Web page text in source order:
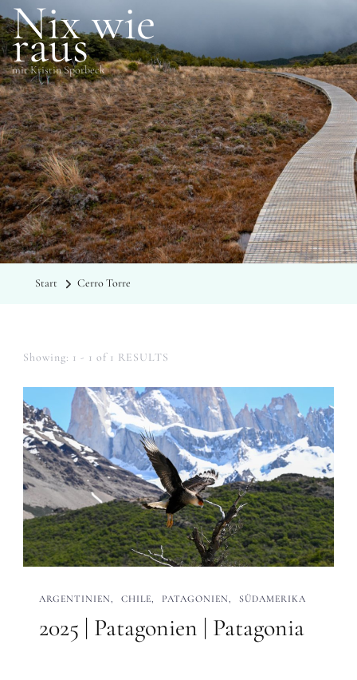
Nix wie
raus
mit Kristin Sporbeck
SCHLAGWÖRTER
Cerro Torre
Start Cerro Torre
Showing: 1 - 1 of 1 RESULTS
ARGENTINIEN CHILE PATAGONIEN SÜDAMERIKA
2025 | Patagonien | Patagonia